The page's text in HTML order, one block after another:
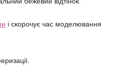
і скорочує час моделювання